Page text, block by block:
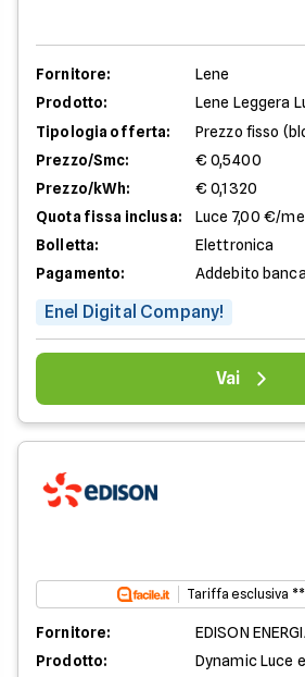
Fornitore:
Lene
Prodotto:
Lene Leggera
Tipologia offerta:
Prezzo fisso
Prezzo/Smc:
€ 0,5400
Prezzo/kWh:
€ 0,1320
Quota fissa inclusa:
Luce 7,00 €/
Bolletta:
Elettronica
Pagamento:
Addebito
Enel Digital Company!
Vai
Tariffa esclusiva
Fornitore:
EDISON
Prodotto:
Dynamic Luce